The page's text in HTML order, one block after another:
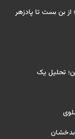
از بن بست تا پادزهر
تحلیل یک
بدخشان